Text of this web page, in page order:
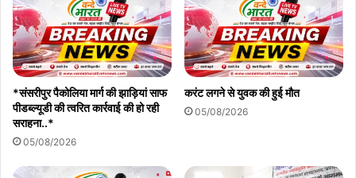
*संसरीपुर पैकोलिया मार्ग की झाड़ियां साफ
पीडब्ल्यूडी की त्वरित कार्रवाई की हो रही
सराहना..*
05/08/2026
करंट लगने से युवक की हुई मौत
05/08/2026